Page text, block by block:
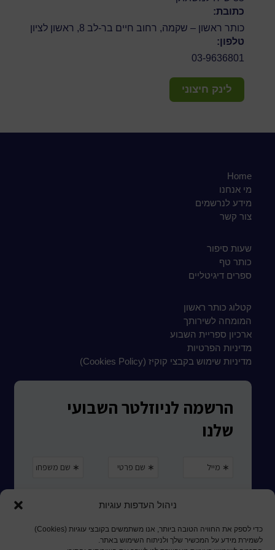
ניהול העדפות עוגיות
כדי לספק את החוויה הטובה ביותר, אנו משתמשים בקובצי עוגיות (Cookies)
לשמירת מידע על המכשיר שלך ולניתוח השימוש באתר.
כתובת:
כותר ראשון – שקמה, רחוב חיים בר-לב 8, ראשון לציון
טלפון:
03-9636801
לינק חיצוני
Home
מי אנחנו
מידע לנרשמים
צור קשר
שעות סיפור
כותר טף
ספרים דיגיטליים
קטלוג כותר ראשון
המומחה לשירותך
ארכיון ספריית השבוע
מדיניות הפרטיות
מדיניות שימוש בקבצי קוקיז (Cookies Policy)